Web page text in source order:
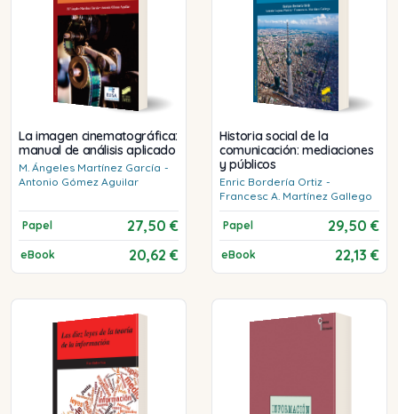
La imagen cinematográfica:
manual de análisis aplicado
M. Ángeles Martínez García -
Antonio Gómez Aguilar
Papel 27,50 €
eBook 20,62 €
Historia social de la
comunicación: mediaciones
y públicos
Enric Bordería Ortiz -
Francesc A. Martínez Gallego
Papel 29,50 €
eBook 22,13 €